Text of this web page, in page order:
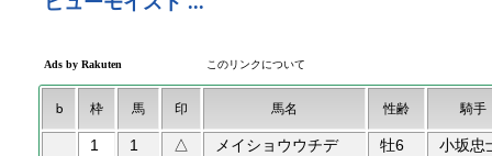
b 枠 馬 印 馬名 性齢 騎手
1 1 △ メイショウウチデ 牡6
小坂忠